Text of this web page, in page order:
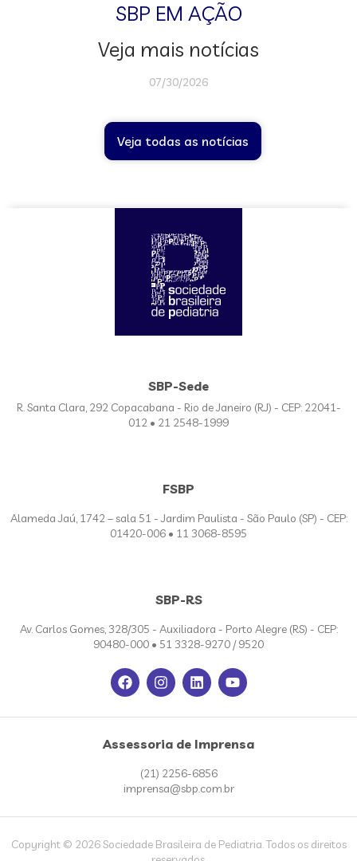
SBP EM AÇÃO
Veja mais notícias
07/30/2026
Veja todas as notícias
SBP-Sede
R. Santa Clara, 292 Copacabana - Rio de Janeiro (RJ) - CEP: 22041-
012 • 21 2548-1999
FSBP
Alameda Jaú, 1742 – sala 51 - Jardim Paulista - São Paulo (SP) - CEP:
01420-006 • 11 3068-8595
SBP-RS
Av. Carlos Gomes, 328/305 - Auxiliadora - Porto Alegre (RS) - CEP:
90480-000 • 51 3328-9270 / 9520
Assessoria de Imprensa
(21) 2256-6856
imprensa@sbp.com.br
Copyright © 2026 Sociedade Brasileira de Pediatria. Todos os direitos